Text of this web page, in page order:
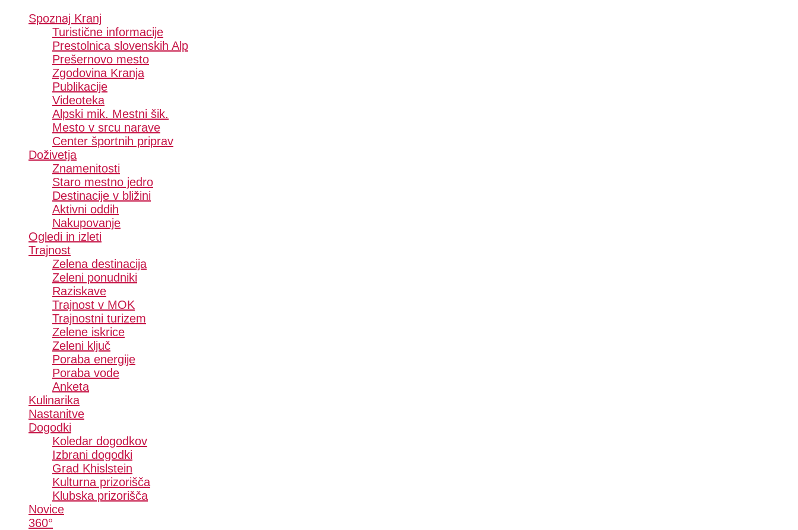
Spoznaj Kranj
Turistične informacije
Prestolnica slovenskih Alp
Prešernovo mesto
Zgodovina Kranja
Publikacije
Videoteka
Alpski mik. Mestni šik.
Mesto v srcu narave
Center športnih priprav
Doživetja
Znamenitosti
Staro mestno jedro
Destinacije v bližini
Aktivni oddih
Nakupovanje
Ogledi in izleti
Trajnost
Zelena destinacija
Zeleni ponudniki
Raziskave
Trajnost v MOK
Trajnostni turizem
Zelene iskrice
Zeleni ključ
Poraba energije
Poraba vode
Anketa
Kulinarika
Nastanitve
Dogodki
Koledar dogodkov
Izbrani dogodki
Grad Khislstein
Kulturna prizorišča
Klubska prizorišča
Novice
360°